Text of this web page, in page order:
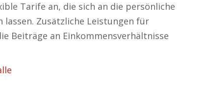
Tarife an, die sich an die persönliche
lassen. Zusätzliche Leistungen für
Beiträge an Einkommensverhältnisse